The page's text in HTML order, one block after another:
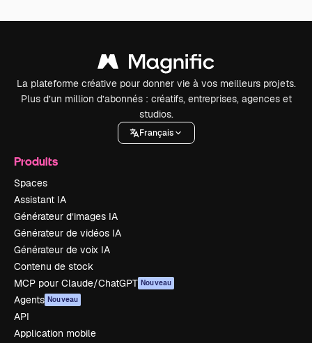
La plateforme créative pour donner vie à vos meilleurs projets.
Plus d’un million d’abonnés : créatifs, entreprises, agences et
studios.
Français
Produits
Spaces
Assistant IA
Générateur d’images IA
Générateur de vidéos IA
Générateur de voix IA
Contenu de stock
MCP pour Claude/ChatGPT Nouveau
Agents Nouveau
API
Application mobile